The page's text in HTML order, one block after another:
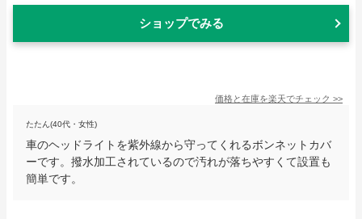
ショップでみる
価格と在庫を楽天でチェック >>
たたん(40代・女性)
車のヘッドライトを紫外線から守ってくれるボンネットカバ
ーです。撥水加工されているので汚れが落ちやすくて設置も
簡単です。